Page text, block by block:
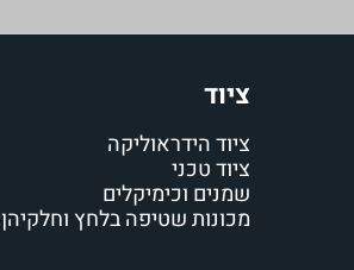
ציוד
ציוד הידראוליקה
ציוד טכני
שמנים וכימיקלים
מכונות שטיפה בלחץ וחלקיהן